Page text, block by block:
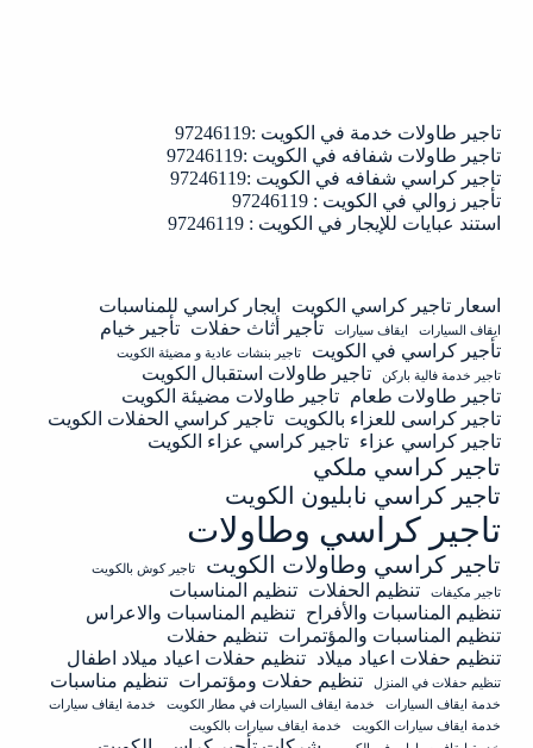
تاجير طاولات خدمة في الكويت :97246119
تاجير طاولات شفافه في الكويت :97246119
تاجير كراسي شفافه في الكويت :97246119
تأجير زوالي في الكويت : 97246119
استند عبايات للإيجار في الكويت : 97246119
اسعار تاجير كراسي الكويت ايجار كراسي للمناسبات
ايقاف السيارات ايقاف سيارات تأجير أثاث حفلات تأجير خيام
تأجير كراسي في الكويت
تاجير بنشات عادية و مضيئة الكويت
تاجير خدمة فالية باركن
تاجير طاولات استقبال الكويت
تاجير طاولات طعام تاجير طاولات مضيئة الكويت
تاجير كراسى للعزاء بالكويت تاجير كراسي الحفلات الكويت
تاجير كراسي عزاء تاجير كراسي عزاء الكويت
تاجير كراسي ملكي
تاجير كراسي نابليون الكويت
تاجير كراسي وطاولات
تاجير كراسي وطاولات الكويت
تاجير كوش بالكويت
تاجير مكيفات
تنظيم الحفلات تنظيم المناسبات
تنظيم المناسبات والأفراح تنظيم المناسبات والاعراس
تنظيم المناسبات والمؤتمرات تنظيم حفلات
تنظيم حفلات اعياد ميلاد تنظيم حفلات اعياد ميلاد اطفال
تنظيم حفلات في المنزل تنظيم حفلات ومؤتمرات تنظيم مناسبات
خدمة ايقاف السيارات خدمة ايقاف السيارات في مطار الكويت
خدمة ايقاف سيارات
خدمة ايقاف سيارات الكويت
خدمة ايقاف سيارات بالكويت